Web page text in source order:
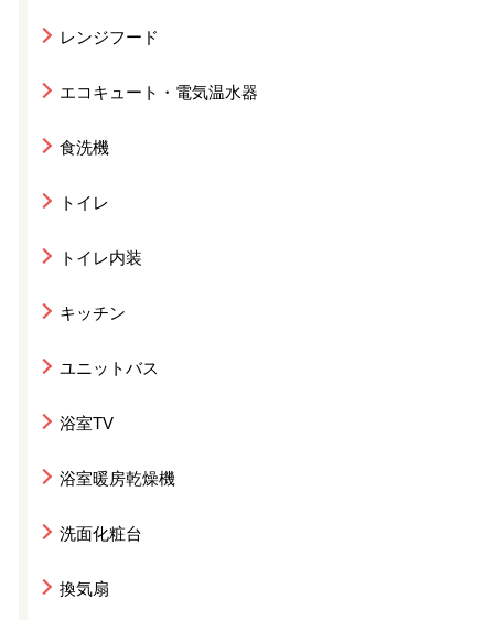
レンジフード
エコキュート・電気温水器
食洗機
トイレ
トイレ内装
キッチン
ユニットバス
浴室TV
浴室暖房乾燥機
洗面化粧台
換気扇